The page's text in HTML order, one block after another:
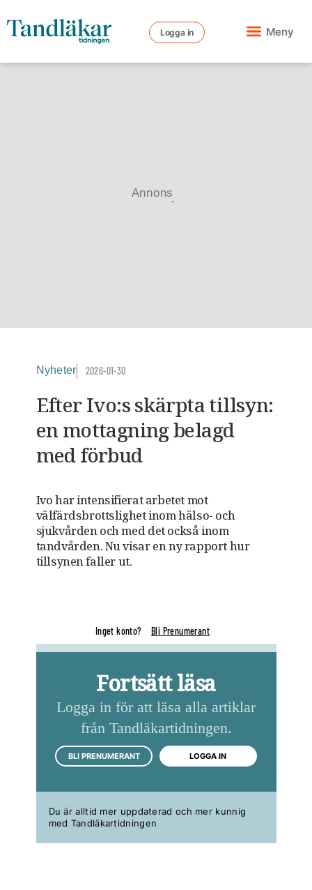
Logga in Meny
Annons
Nyheter 2026-01-30
Efter Ivo:s skärpta tillsyn:
en mottagning belagd
med förbud
Ivo har intensifierat arbetet mot
välfärdsbrottslighet inom hälso- och
sjukvården och med det också inom
tandvården. Nu visar en ny rapport hur
tillsynen faller ut.
Inget konto? Bli Prenumerant
Fortsätt läsa
Logga in för att läsa alla artiklar
från Tandläkartidningen.
BLI PRENUMERANT LOGGA IN
Du är alltid mer uppdaterad och mer kunnig
med Tandläkartidningen